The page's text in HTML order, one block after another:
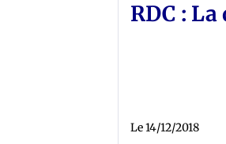
RDC :
Le 14/12/2018